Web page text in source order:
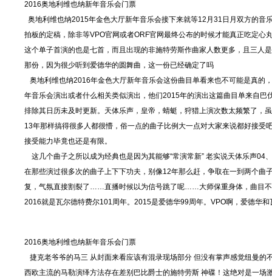
2016奥地利维也纳新年音乐会门票
奥地利维也纳2015年金色大厅新年音乐会接下来就等12月31日月双方的
拍板的定稿，除非等VPO官网或者ORF官网最终公布的时候才能真正吃定
这个单子首演的也是七首，而且出现的非施特劳斯作曲家人数更多，且三人
那份，因为很少听到爱德华的圆舞曲，这一份已经确定了吗
奥地利维也纳2016年金色大厅新年音乐会这份曲目单看来也不可能是真的
年音乐会演出或者什么相关类似演出，他们2015年的演出这篇曲目单来自
排除其日历未及时更新。天体乐声，皇帝，蜻蜓，狩猎上演次数太频繁了，
13年那样搞得很多人都很懵，俗一点的曲子比例大一点对大家来说都好接
接受能力毕竟也还是有限。
这几个曲子之所以成为经典也是因为其能够“常演常新” 老实说天体乐声
在那些演过很多次的曲子上下下功夫，别像12年那么赶，争取在一到两个
复，气氛直接割裂了……直播时候以为信号跳了呢……大师保重身体，曲目不
2016就是瓦尔德特费尔101周年。2015是爱德华99周年。VPO啊，爱德华
2016奥地利维也纳新年音乐会门票
捷克老爷爷的马三 从封面来看应该有混录现场部分 但没有掌声感觉纽曼
西欧主流的马勒演绎方法存在差别巴比爵士的施特劳斯 神碟！这绝对是一场